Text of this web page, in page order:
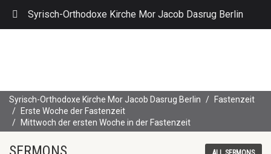
Syrisch-Orthodoxe Kirche Mor Jacob Dasrug Berlin
Fastenzeit
Erste Woche der Fastenzeit
Mittwoch der ersten Woche in der Fastenzeit
Syrisch-Orthodoxe Kirche Mor Jacob Dasrug Berlin